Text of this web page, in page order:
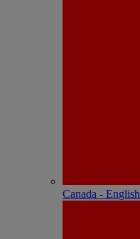
Canada - English